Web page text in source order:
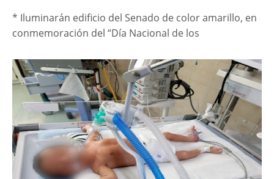
* Iluminarán edificio del Senado de color amarillo, en
conmemoración del “Día Nacional de los